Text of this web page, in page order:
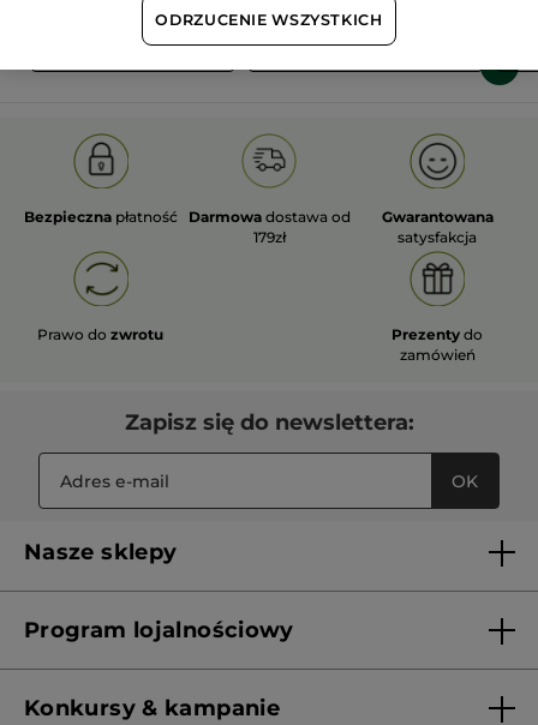
OLD PRODUCT LINE LES DEODORANTS NAT.
Bezpieczna płatność Darmowa dostawa od
179zł
Gwarantowana
satysfakcja
Prawo dozwrotu Prezenty do
zamówień
Zapisz się do newslettera:
OK
Nasze sklepy
Franczyza
Program lojalnościowy
Konkursy & kampanie
ODRZUCENIE WSZYSTKICH